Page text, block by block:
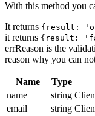
With this method you
It returns {result:
it returns {result:
errReason is the
reason why you can
Name Type
name
string
email
string